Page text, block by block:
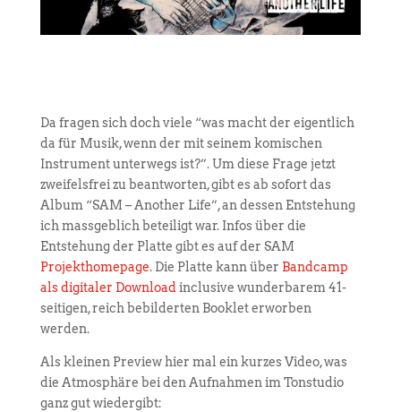
Da fragen sich doch viele “was macht der eigentlich
da für Musik, wenn der mit seinem komischen
Instrument unterwegs ist?”. Um diese Frage jetzt
zweifelsfrei zu beantworten, gibt es ab sofort das
Album “SAM – Another Life”, an dessen Entstehung
ich massgeblich beteiligt war. Infos über die
Entstehung der Platte gibt es auf der SAM
Projekthomepage. Die Platte kann über Bandcamp
als digitaler Downloadinclusive wunderbarem 41-
seitigen, reich bebilderten Booklet erworben
werden.
Als kleinen Preview hier mal ein kurzes Video, was
die Atmosphäre bei den Aufnahmen im Tonstudio
ganz gut wiedergibt: